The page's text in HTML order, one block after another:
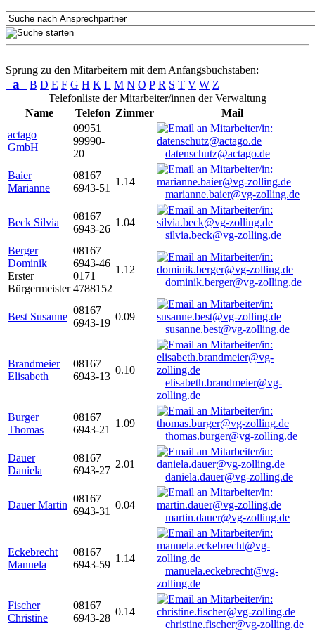
Sprung zu den Mitarbeitern mit dem Anfangsbuchstaben:
a B D E F G H K L M N O P R S T V W Z
Telefonliste der Mitarbeiter/innen der Verwaltung
Name
Telefon Zimmer
Mail
actago
GmbH
09951
99990-
20
datenschutz@actago.de
Baier
Marianne
08167
6943-51
1.14
marianne.baier@vg-zolling.de
Beck Silvia
08167
6943-26
1.04
silvia.beck@vg-zolling.de
Berger
Dominik
Erster
Bürgermeister
08167
6943-46
0171
4788152
1.12
dominik.berger@vg-zolling.de
Best Susanne
08167
6943-19
0.09
susanne.best@vg-zolling.de
Brandmeier
Elisabeth
08167
6943-13
0.10
elisabeth.brandmeier@vg-
zolling.de
Burger
Thomas
08167
6943-21
1.09
thomas.burger@vg-zolling.de
Dauer
Daniela
08167
6943-27
2.01
daniela.dauer@vg-zolling.de
Dauer Martin
08167
6943-31
0.04
martin.dauer@vg-zolling.de
Eckebrecht
Manuela
08167
6943-59
1.14
manuela.eckebrecht@vg-
zolling.de
Fischer
Christine
08167
6943-28
0.14
christine.fischer@vg-zolling.de